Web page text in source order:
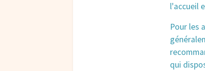
l'accueil
Pour les
qui